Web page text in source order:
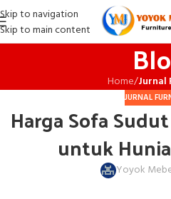
Skip to navigation
Skip to main content
Home/Jurnal
JURNAL
Harga Sofa
untuk
Yoyok